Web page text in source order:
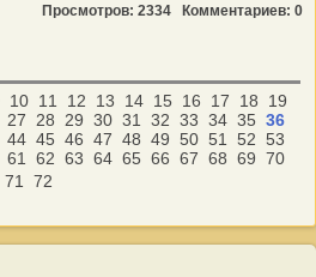
Просмотров: 2334 Комментариев: 0
10 11 12 13 14 15 16 17 18
19
27 28 29 30 31 32 33 34 35 36
44 45 46 47 48 49 50 51 52 53
61 62 63 64 65 66 67 68 69 70
71
72